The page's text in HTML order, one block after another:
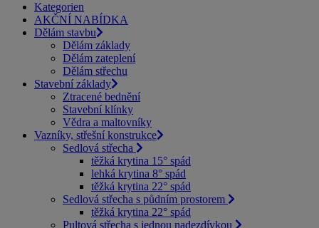
Kategorien
AKČNÍ NABÍDKA
Dělám stavbu
Dělám základy
Dělám zateplení
Dělám střechu
Stavební základy
Ztracené bednění
Stavební klínky
Vědra a maltovníky
Vazníky, střešní konstrukce
Sedlová střecha
těžká krytina 15° spád
lehká krytina 8° spád
těžká krytina 22° spád
Sedlová střecha s půdním prostorem
těžká krytina 22° spád
Pultová střecha s jednou nadezdívkou